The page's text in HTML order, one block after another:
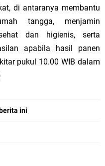
di antaranya membantu
tangga, menjamin
dan higienis, serta
apabila hasil panen
pukul 10.00 WIB dalam
ini